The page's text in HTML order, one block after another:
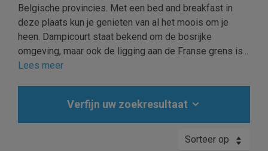
Belgische provincies. Met een bed and breakfast in
deze plaats kun je genieten van al het moois om je
heen. Dampicourt staat bekend om de bosrijke
omgeving, maar ook de ligging aan de Franse grens is...
Lees meer
Verfijn uw zoekresultaat
Sorteer op